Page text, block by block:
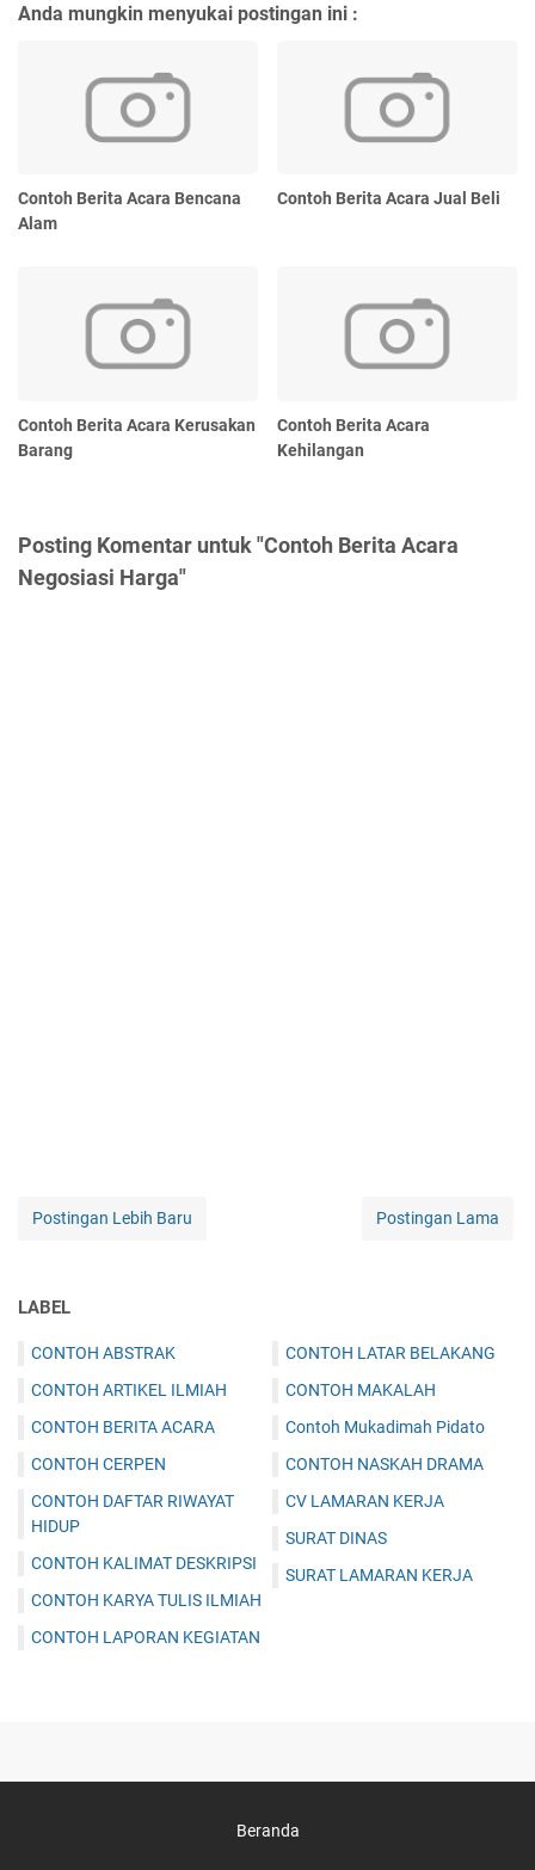
Anda mungkin menyukai postingan ini :
Contoh Berita Acara Bencana
Alam
Contoh Berita Acara Jual Beli
Contoh Berita Acara Kerusakan
Barang
Contoh Berita Acara
Kehilangan
Posting Komentar untuk "Contoh Berita Acara
Negosiasi Harga"
Postingan Lebih Baru Postingan Lama
LABEL
CONTOH ABSTRAK
CONTOH ARTIKEL ILMIAH
CONTOH BERITA ACARA
CONTOH CERPEN
CONTOH DAFTAR RIWAYAT
HIDUP
CONTOH KALIMAT DESKRIPSI
CONTOH KARYA TULIS ILMIAH
CONTOH LAPORAN KEGIATAN
CONTOH LATAR BELAKANG
CONTOH MAKALAH
Contoh Mukadimah Pidato
CONTOH NASKAH DRAMA
CV LAMARAN KERJA
SURAT DINAS
SURAT LAMARAN KERJA
Beranda